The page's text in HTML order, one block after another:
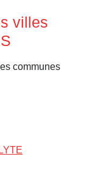
villes
communes